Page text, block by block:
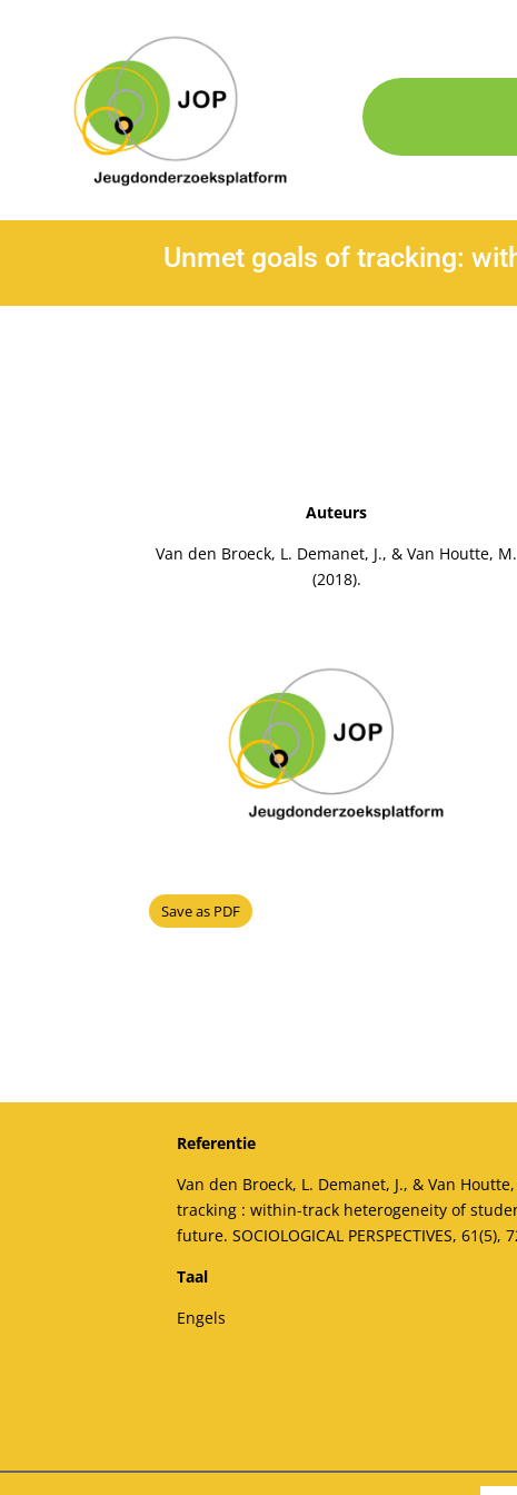
Unmet goals of tracking:
Auteurs
Van den Broeck, L. Demanet, J., & Van Houtte, M.
(2018).
Save as PDF
Referentie
Van den Broeck, L. Demanet, J., & Van
tracking : within-track heterogeneity of
future. SOCIOLOGICAL PERSPECTIVES, 61(5),
Taal
Engels